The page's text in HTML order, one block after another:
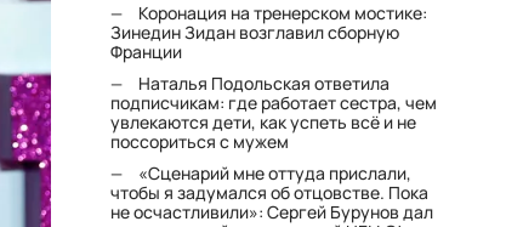
Коронация на тренерском мостике:
Зинедин Зидан возглавил сборную
Франции
Наталья Подольская ответила
подписчикам: где работает сестра, чем
увлекаются дети, как успеть всё и не
поссориться с мужем
«Сценарий мне оттуда прислали,
чтобы я задумался об отцовстве. Пока
не осчастливили»: Сергей Бурунов дал